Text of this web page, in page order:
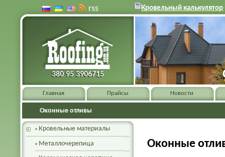
380 95 3906715
380 95 3906715
Главная Прайсы Новости
Оконные отливы
Оконные
Кровельные материалы
Металлочерепица
rss Кровельный калькулятор